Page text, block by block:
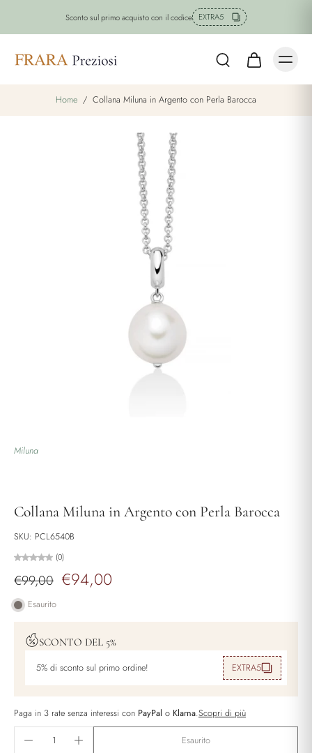
Sconto sul primo acquisto con il codice EXTRA5
Home / Collana Miluna in Argento con Perla Barocca
Miluna
Collana Miluna in Argento con Perla Barocca
SKU: PCL6540B
(0)
€99,00 €94,00
Esaurito
SCONTO DEL 5%
5% di sconto sul primo ordine! EXTRA5
Paga in 3 rate senza interessi con PayPal o Klarna.Scopri di più
Esaurito